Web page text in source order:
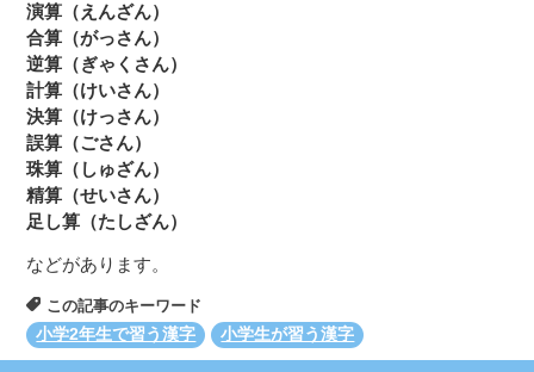
演算（えんざん）
合算（がっさん）
逆算（ぎゃくさん）
計算（けいさん）
決算（けっさん）
誤算（ごさん）
珠算（しゅざん）
精算（せいさん）
足し算（たしざん）
などがあります。
この記事のキーワード
小学2年生で習う漢字
小学生が習う漢字